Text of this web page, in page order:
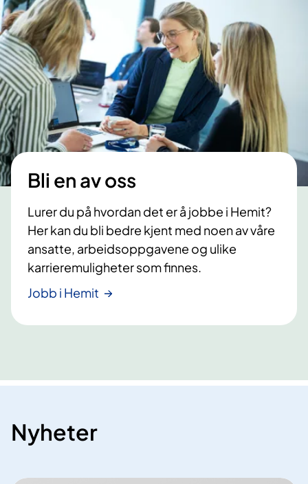
Bli en av oss
Lurer du på hvordan det er å jobbe i Hemit?
Her kan du bli bedre kjent med noen av våre
ansatte, arbeidsoppgavene og ulike
karrieremuligheter som finnes.
Jobb i Hemit
Nyheter